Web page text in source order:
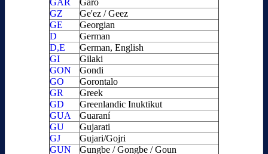
GAR
Garo
GZ
Ge'ez / Geez
GE
Georgian
D
German
D,E
German, English
GI
Gilaki
GON
Gondi
GO
Gorontalo
GR
Greek
GD
Greenlandic Inuktikut
GUA
Guaraní
GU
Gujarati
GJ
Gujari/Gojri
GUN
Gungbe / Gongbe / Goun